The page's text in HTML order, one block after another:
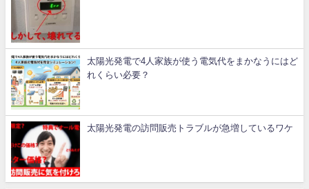
太陽光発電で4人家族が使う電気代をまかなうにはど
れくらい必要？
太陽光発電の訪問販売トラブルが急増しているワケ